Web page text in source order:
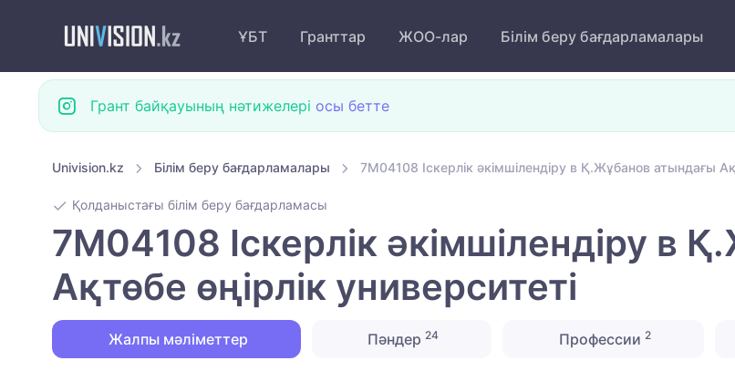
ҰБТ Гранттар ЖОО-лар Білім беру бағдарламалары
Грант байқауының нәтижелері осы бетте
Univision.kz Білім беру бағдарламалары 7M04108 Іскерлік әкімшілендіру в Қ.Жұбанов атындағы
Қолданыстағы білім беру бағдарламасы
7M04108 Іскерлік әкімшілендіру в
Ақтөбе өңірлік университеті
Жалпы мәліметтер Пәндер24 Профессии 2